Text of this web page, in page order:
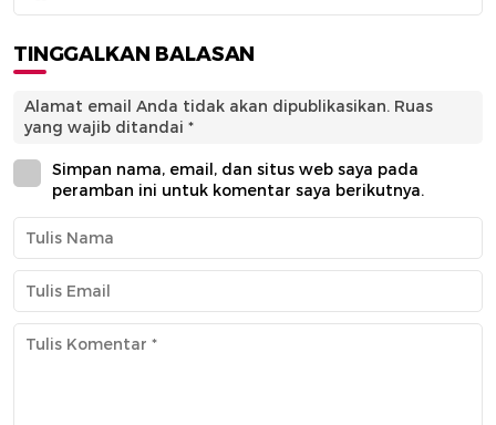
TINGGALKAN BALASAN
Alamat email Anda tidak akan dipublikasikan. Ruas
yang wajib ditandai *
Simpan nama, email, dan situs web saya pada
peramban ini untuk komentar saya berikutnya.